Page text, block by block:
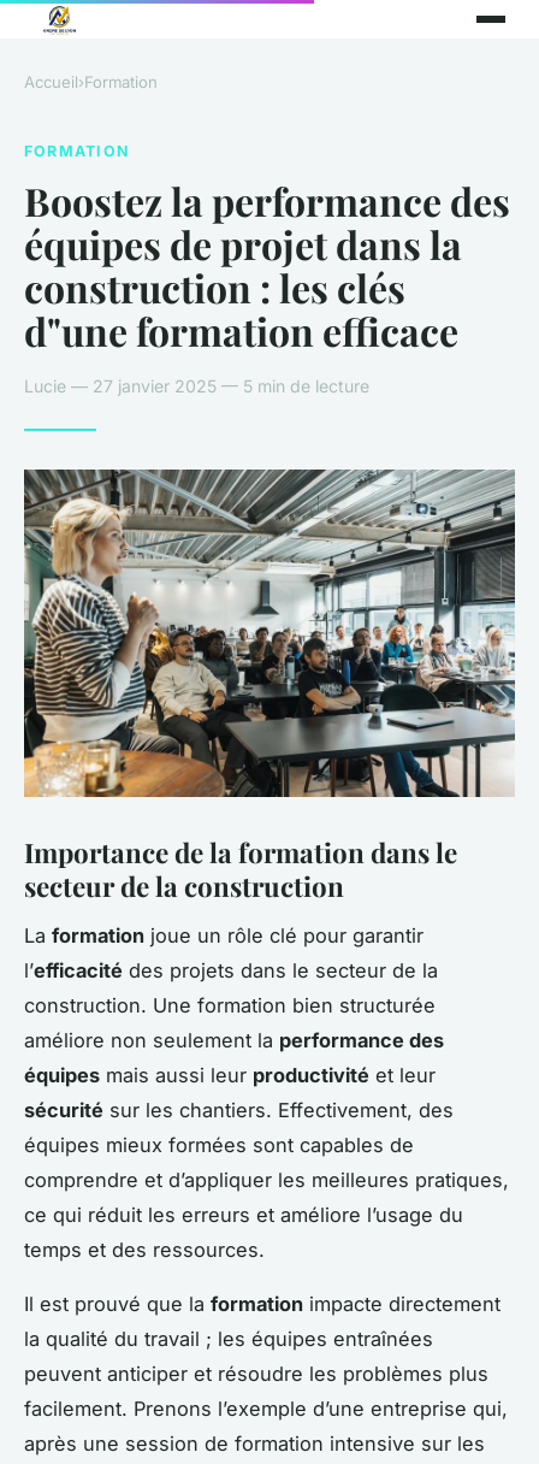
Accueil›Formation
FORMATION
Boostez la performance des
équipes de projet dans la
construction : les clés
d"une formation efficace
Lucie — 27 janvier 2025 — 5 min de lecture
Importance de la formation dans le
secteur de la construction
La formation joue un rôle clé pour garantir
l’efficacité des projets dans le secteur de la
construction. Une formation bien structurée
améliore non seulement la performance des
équipes mais aussi leur productivité et leur
sécurité sur les chantiers. Effectivement, des
équipes mieux formées sont capables de
comprendre et d’appliquer les meilleures pratiques,
ce qui réduit les erreurs et améliore l’usage du
temps et des ressources.
Il est prouvé que la formation impacte directement
la qualité du travail ; les équipes entraînées
peuvent anticiper et résoudre les problèmes plus
facilement. Prenons l’exemple d’une entreprise qui,
après une session de formation intensive sur les